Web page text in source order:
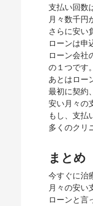
支払い回数
月々数千円
さらに安い
ローンは申
ローン会社
の１つです。
あとはロー
最初に契約
安い月々の
もし、支払
多くのクリ
まとめ
今すぐに治
月々の安い
ローンと言